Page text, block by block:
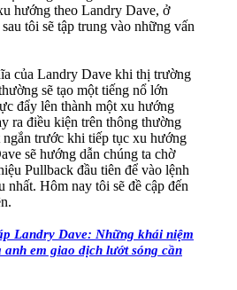
hướng theo Landry Dave, ở
tôi sẽ tập trung vào những vấn
của Landry Dave khi thị trường
sẽ tạo một tiếng nổ lớn
đẩy lên thành một xu hướng
ra điều kiện trên thông thường
ngắn trước khi tiếp tục xu hướng
sẽ hướng dẫn chúng ta chờ
Pullback đầu tiên để vào lệnh
nhất. Hôm nay tôi sẽ đề cập đến
Landry Dave: Những khái niệm
anh em giao dịch lướt sóng cần